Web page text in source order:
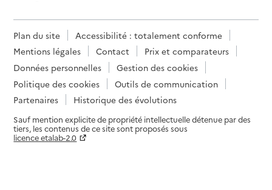
Plan du site
Accessibilité : totalement conforme
Mentions légales
Contact
Prix et comparateurs
Données personnelles
Gestion des cookies
Politique des cookies
Outils de communication
Partenaires
Historique des évolutions
Sauf mention explicite de propriété intellectuelle détenue par des
tiers, les contenus de ce site sont proposés sous
licence etalab-2.0